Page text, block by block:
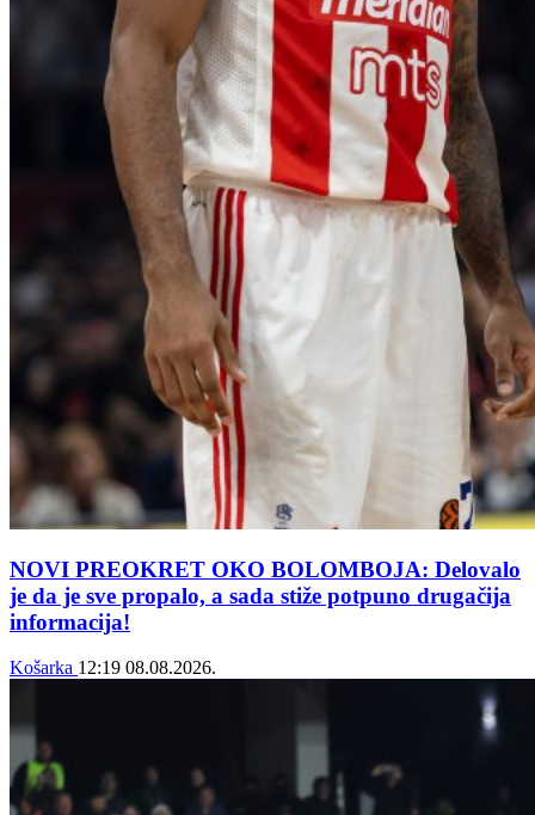
NOVI PREOKRET OKO BOLOMBOJA: Delovalo
je da je sve propalo, a sada stiže potpuno drugačija
informacija!
Košarka 12:19 08.08.2026.